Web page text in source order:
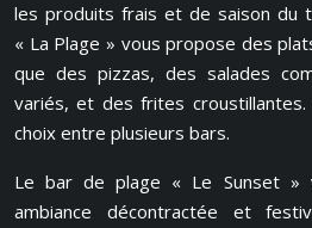
les produits frais et de saison du
« La Plage » vous propose des
que des pizzas, des salades
variés, et des frites
choix entre plusieurs bars.
Le bar de plage « Le Sunset »
ambiance décontractée et